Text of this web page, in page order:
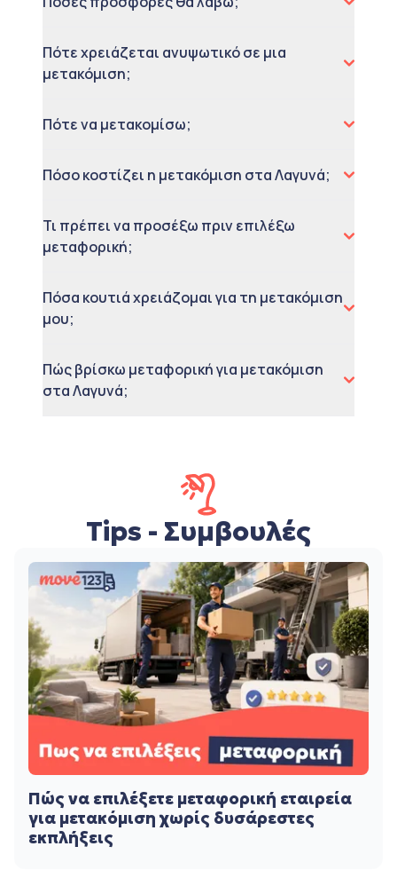
Πότε χρειάζεται ανυψωτικό σε μια
μετακόμιση;
Πότε να μετακομίσω;
Πόσο κοστίζει η μετακόμιση στα Λαγυνά;
Τι πρέπει να προσέξω πριν επιλέξω
μεταφορική;
Πόσα κουτιά χρειάζομαι για τη μετακόμιση
μου;
Πώς βρίσκω μεταφορική για μετακόμιση
στα Λαγυνά;
Tips - Συμβουλές
Πώς να επιλέξετε μεταφορική εταιρεία
για μετακόμιση χωρίς δυσάρεστες
εκπλήξεις